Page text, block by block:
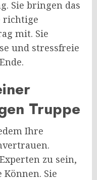
Sie bringen das
richtige
mit. Sie
und stressfreie
Truppe
Ihre
zu sein,
Sie